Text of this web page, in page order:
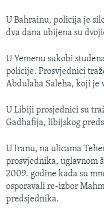
U Bahrainu, policija je
dva dana ubijena su
U Yemenu sukobi
policije. Prosvjednici
Abdulaha Saleha, koji je
U Libiji prosjednici su
Gadhafija, libijskog
U Iranu, na ulicama
prosvjednika, uglavnom
2009. godine kada su
osporavali re-izbor
predsjednika.